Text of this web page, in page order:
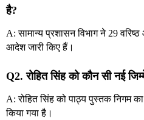
है?
A: सामान्य प्रशासन विभाग ने 29
आदेश जारी किए हैं।
Q2. रोहित सिंह को कौन सी नई
A: रोहित सिंह को पाठ्य पुस्तक निगम
किया गया है।